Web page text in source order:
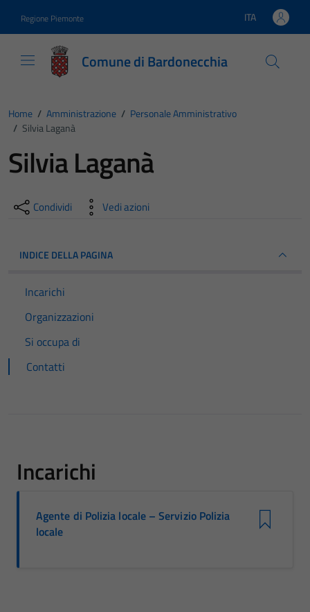
Regione Piemonte Lingua attiva:
ITA
Comune di Bardonecchia
Home / Amministrazione / Personale Amministrativo
/ Silvia Laganà
Silvia Laganà
Condividi Vedi azioni
INDICE DELLA PAGINA
Incarichi
Organizzazioni
Si occupa di
Contatti
Incarichi
Agente di Polizia locale – Servizio Polizia
locale